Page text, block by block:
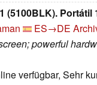
(5100BLK).
ES→DE
powerful
verfügbar, Sehr